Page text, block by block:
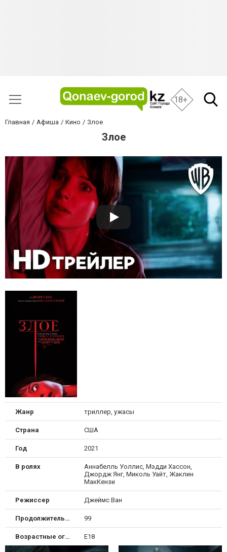
18+
Главная Афиша Кино Злое
Злое
Жанр триллер, ужасы
Страна США
Год 2021
В ролях
Аннабелль Уоллис, Мэдди Хассон,
Джордж Янг, Миколь Уайт, Жаклин
МакКензи
Режиссер Джеймс Ван
Продолжительность 99
Возрастные ограничения Е18